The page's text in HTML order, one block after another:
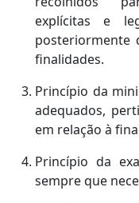
explícitas e
posteriormente
finalidades.
Princípio da
adequados,
em relação à
Princípio da
sempre que